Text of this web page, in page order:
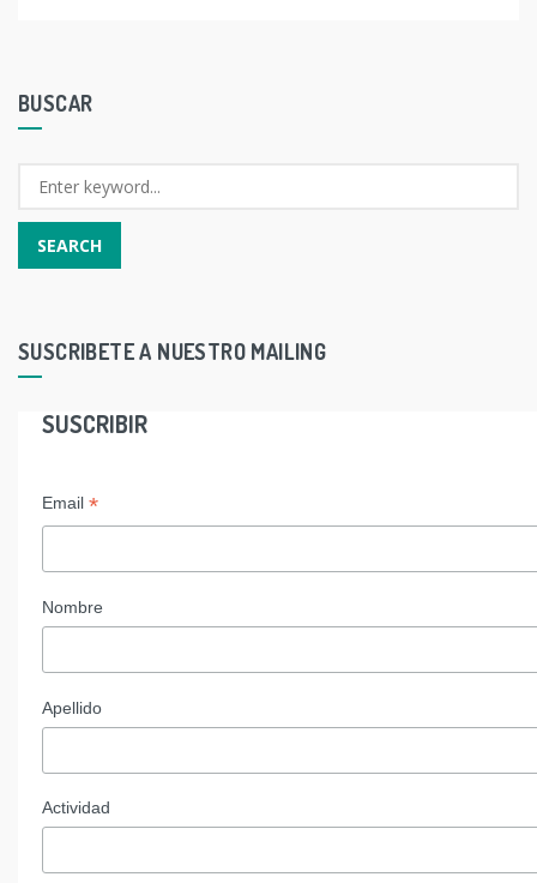
BUSCAR
SUSCRIBETE A NUESTRO MAILING
SUSCRIBIR
Email *
Nombre
Apellido
Actividad